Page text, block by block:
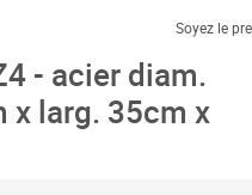
Soyez le
- acier diam.
x larg. 35cm x